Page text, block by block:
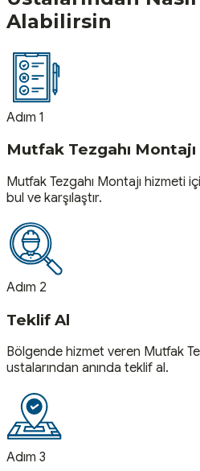
Alabilirsin
Adım 1
Mutfak Tezgahı Montajı
Mutfak Tezgahı Montajı hizmeti
bul ve karşılaştır.
Adım 2
Teklif Al
Bölgende hizmet veren Mutfak
ustalarından anında teklif al.
Adım 3